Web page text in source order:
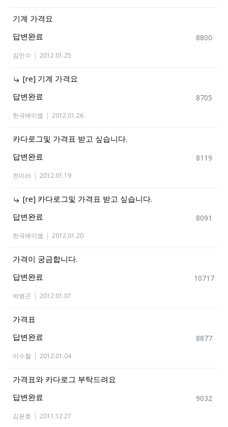
기계 가격요
답변완료
김민수 | 2012.01.25
8800
[re] 기계 가격요
답변완료
한국에이엠 | 2012.01.26
8705
카다로그및 가격표 받고 싶습니다.
답변완료
전미라 | 2012.01.19
8119
[re] 카다로그및 가격표 받고 싶습니다.
답변완료
한국에이엠 | 2012.01.20
8091
가격이 궁금합니다.
답변완료
박병곤 | 2012.01.07
10717
가격표
답변완료
이수철 | 2012.01.04
8877
가격표와 카다로그 부탁드려요
답변완료
김윤호 | 2011.12.27
9032